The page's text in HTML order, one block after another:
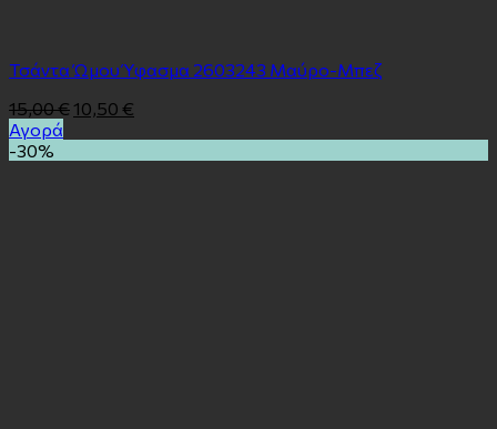
Τσάντα Ώμου Ύφασμα 2603243 Μαύρο-Μπεζ
15,00€ 10,50 €
Αγορά
-30%